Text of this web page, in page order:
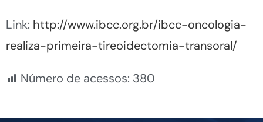
Link: http://www.ibcc.org.br/ibcc-oncologia-
realiza-primeira-tireoidectomia-transoral/
Número de acessos: 380